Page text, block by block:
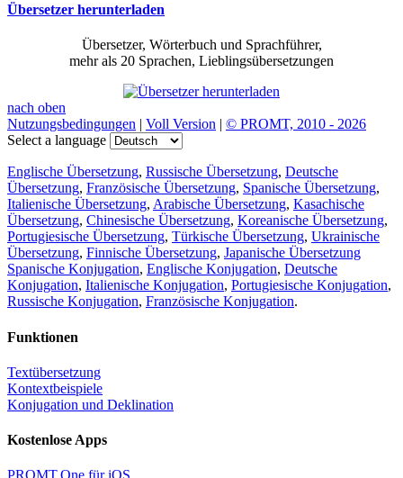
Übersetzer herunterladen
Übersetzer, Wörterbuch und Sprachführer,
mehr als 20 Sprachen, Lieblingsübersetzungen
nach oben
Nutzungsbedingungen | Voll Version | © PROMT, 2010 - 2026
Select a language
Englische Übersetzung, Russische Übersetzung, Deutsche
Übersetzung, Französische Übersetzung, Spanische Übersetzung,
Italienische Übersetzung, Arabische Übersetzung, Kasachische
Übersetzung, Chinesische Übersetzung, Koreanische Übersetzung,
Portugiesische Übersetzung, Türkische Übersetzung, Ukrainische
Übersetzung, Finnische Übersetzung, Japanische Übersetzung
Spanische Konjugation, Englische Konjugation, Deutsche
Konjugation, Italienische Konjugation, Portugiesische Konjugation,
Russische Konjugation, Französische Konjugation.
Funktionen
Textübersetzung
Kontextbeispiele
Konjugation und Deklination
Kostenlose Apps